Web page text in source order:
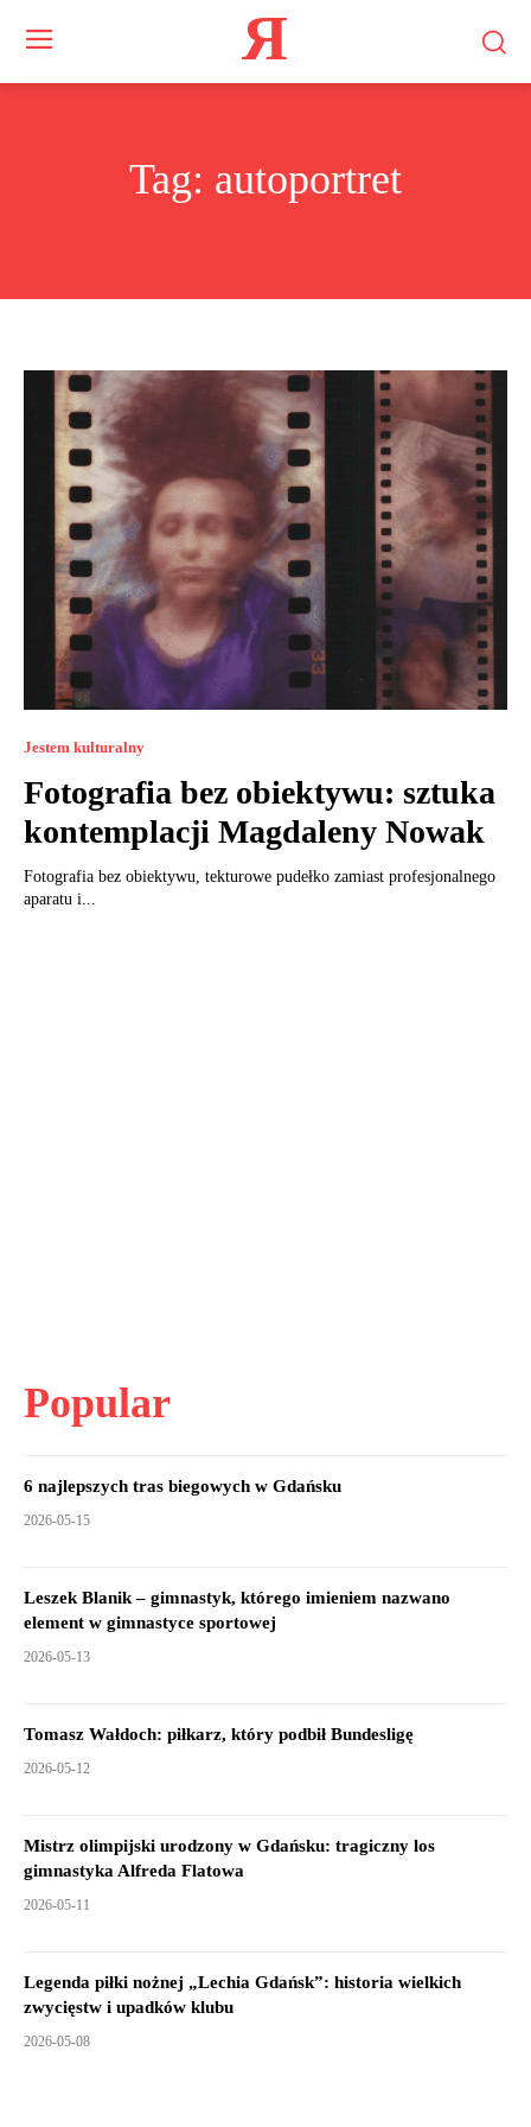
Я
Tag: autoportret
Jestem kulturalny
Fotografia bez obiektywu: sztuka
kontemplacji Magdaleny Nowak
Fotografia bez obiektywu, tekturowe pudełko zamiast profesjonalnego
aparatu i...
Popular
6 najlepszych tras biegowych w Gdańsku
2026-05-15
Leszek Blanik – gimnastyk, którego imieniem nazwano
element w gimnastyce sportowej
2026-05-13
Tomasz Wałdoch: piłkarz, który podbił Bundesligę
2026-05-12
Mistrz olimpijski urodzony w Gdańsku: tragiczny los
gimnastyka Alfreda Flatowa
2026-05-11
Legenda piłki nożnej „Lechia Gdańsk”: historia wielkich
zwycięstw i upadków klubu
2026-05-08